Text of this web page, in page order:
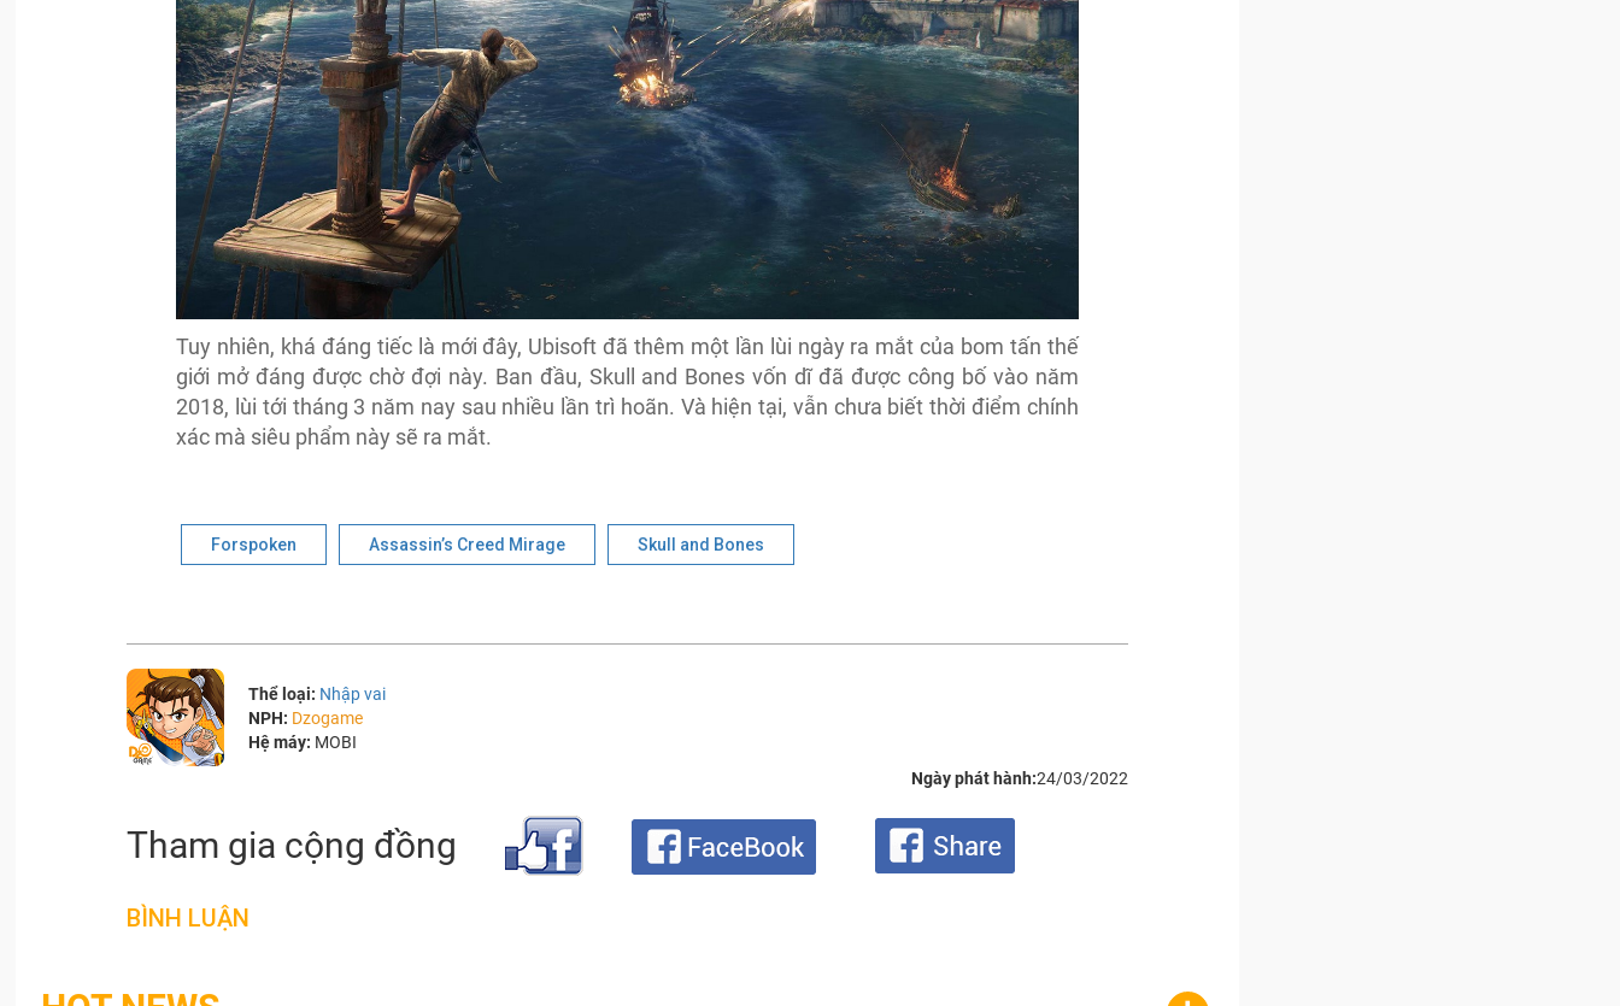
Tuy nhiên, khá đáng tiếc là mới đây, Ubisoft đã thêm một lần lùi ngày ra mắt của bom tấn thế
giới mở đáng được chờ đợi này. Ban đầu, Skull and Bones vốn dĩ đã được công bố vào năm
2018, lùi tới tháng 3 năm nay sau nhiều lần trì hoãn. Và hiện tại, vẫn chưa biết thời điểm chính
xác mà siêu phẩm này sẽ ra mắt.
Forspoken Assassin’s Creed Mirage Skull and Bones
Thể loại: Nhập vai
NPH: Dzogame
Hệ máy: MOBI
Ngày phát hành:24/03/2022
Tham gia cộng đồng
BÌNH LUẬN